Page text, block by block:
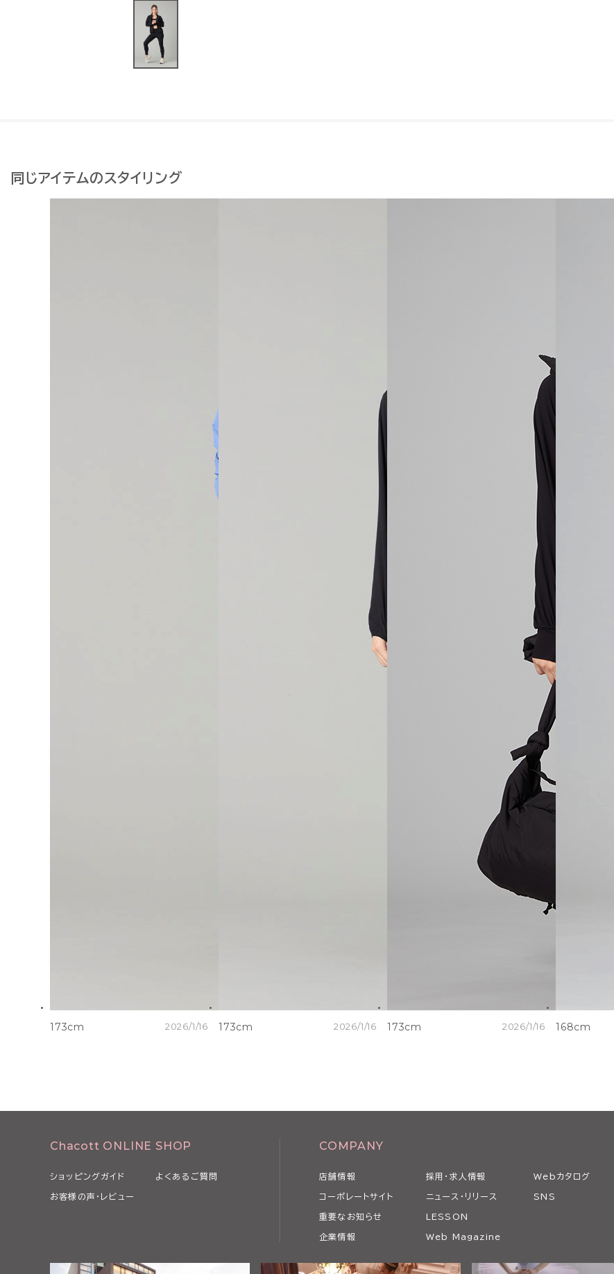
同じアイテムのスタイリング
173cm 2026/1/16 173cm 2026/1/16 173cm 2026/1/16 168cm
Chacott ONLINE SHOP
ショッピングガイド よくあるご質問
お客様の声・レビュー
COMPANY
店舗情報
コーポレートサイト
重要なお知らせ
企業情報
採用・求人情報
ニュース・リリース
LESSON
Web Magazine
Webカタログ
SNS